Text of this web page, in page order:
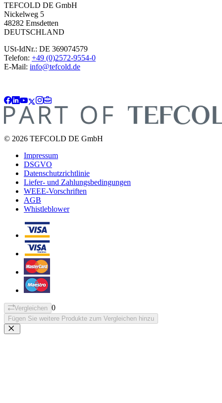
TEFCOLD DE GmbH
Nickelweg 5
48282 Emsdetten
DEUTSCHLAND
USt-IdNr.: DE 369074579
Telefon: +49 (0)2572-9554-0
E-Mail: info@tefcold.de
© 2026 TEFCOLD DE GmbH
Impressum
DSGVO
Datenschutzrichtlinie
Liefer- und Zahlungsbedingungen
WEEE-Vorschriften
AGB
Whistleblower
Vergleichen 0
Fügen Sie weitere Produkte zum Vergleichen hinzu